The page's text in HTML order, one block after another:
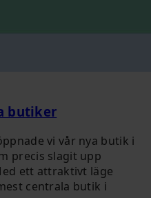
butiker
vi vår nya butik i
precis slagit upp
ett attraktivt läge
centrala butik i